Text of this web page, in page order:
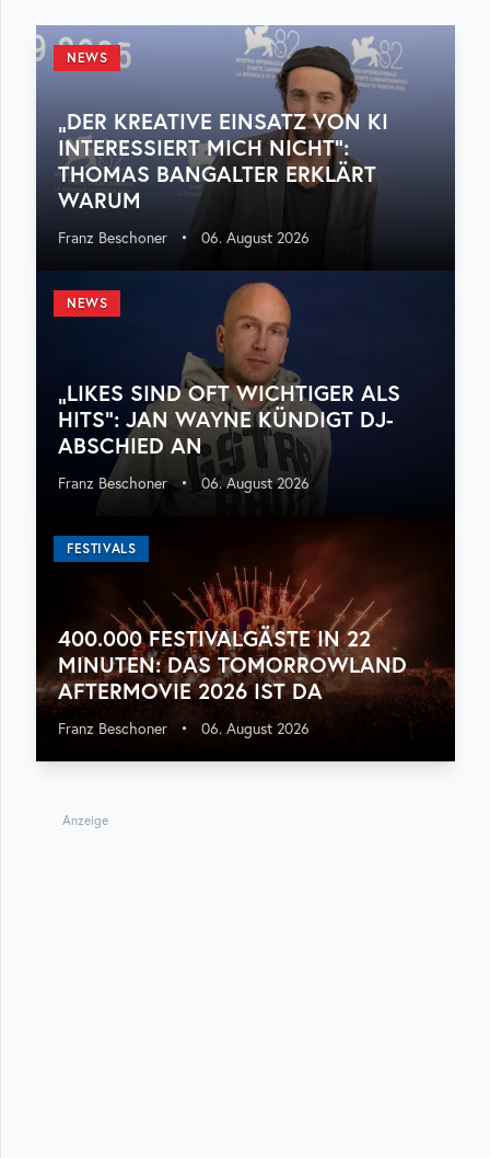
NEWS
„DER KREATIVE EINSATZ VON KI
INTERESSIERT MICH NICHT“:
THOMAS BANGALTER ERKLÄRT
WARUM
Franz Beschoner • 06. August 2026
NEWS
„LIKES SIND OFT WICHTIGER ALS
HITS“: JAN WAYNE KÜNDIGT DJ-
ABSCHIED AN
Franz Beschoner • 06. August 2026
FESTIVALS
400.000 FESTIVALGÄSTE IN 22
MINUTEN: DAS TOMORROWLAND
AFTERMOVIE 2026 IST DA
Franz Beschoner • 06. August 2026
Anzeige